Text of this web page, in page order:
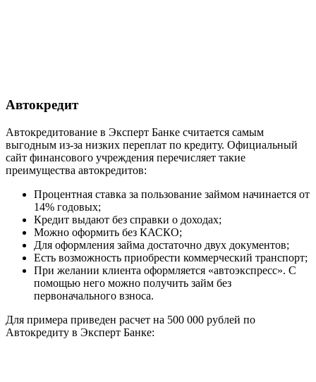
Автокредит
Автокредитование в Эксперт Банке считается самым
выгодным из-за низких переплат по кредиту. Официальный
сайт финансового учреждения перечисляет такие
преимущества автокредитов:
Процентная ставка за пользование займом начинается от
14% годовых;
Кредит выдают без справки о доходах;
Можно оформить без КАСКО;
Для оформления займа достаточно двух документов;
Есть возможность приобрести коммерческий транспорт;
При желании клиента оформляется «автоэкспресс». С
помощью него можно получить займ без
первоначального взноса.
Для примера приведен расчет на 500 000 рублей по
Автокредиту в Эксперт Банке: